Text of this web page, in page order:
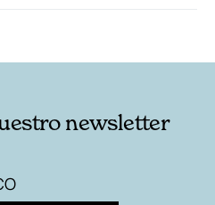
newsletter